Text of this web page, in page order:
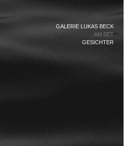
GALERIE LUKAS BECK
AM SET
GESICHTER